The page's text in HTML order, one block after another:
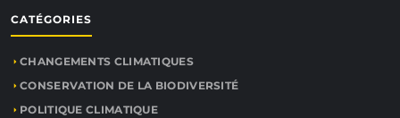
CATÉGORIES
CHANGEMENTS CLIMATIQUES
CONSERVATION DE LA BIODIVERSITÉ
POLITIQUE CLIMATIQUE